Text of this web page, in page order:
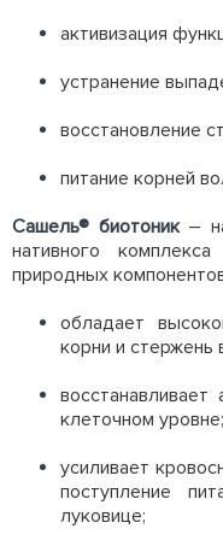
активизация
устранение
восстановление
питание корней
Сашель® биотоник –
нативного
природных
обладает
корни и стержень
клеточном уровне;
усиливает
поступление
луковице;